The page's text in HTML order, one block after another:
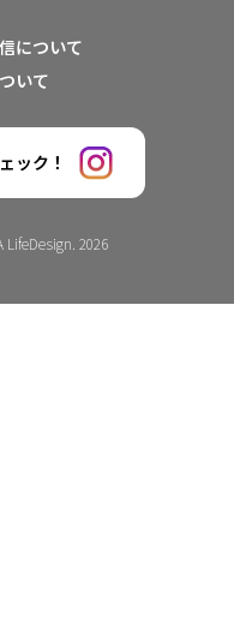
について
いて
ック！
LifeDesign. 2026